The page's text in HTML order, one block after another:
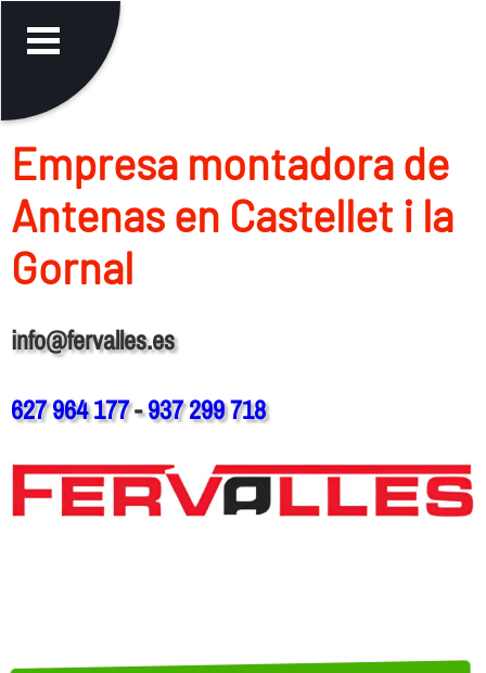
Empresa montadora de
Antenas en Castellet i la
Gornal
info@fervalles.es
627 964 177-937 299 718